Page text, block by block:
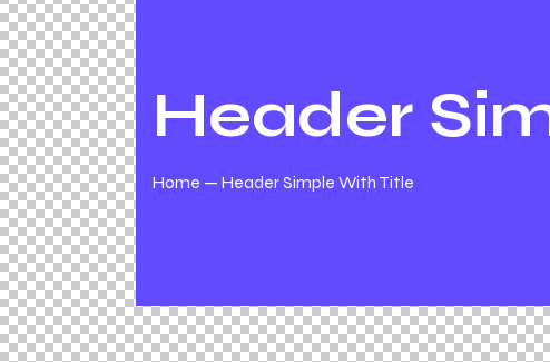
Header
Home Header Simple With Title